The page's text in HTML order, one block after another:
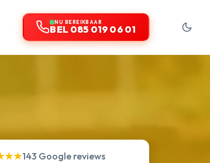
NU BEREIKBAAR
BEL 085 019 06 01
143 Google reviews